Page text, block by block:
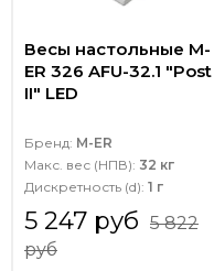
Весы настольные M-
ER 326 AFU-32.1 "Post
II" LED
Бренд: M-ER
Макс. вес (НПВ): 32 кг
Дискретность (d): 1 г
5 247 руб 5 822
руб